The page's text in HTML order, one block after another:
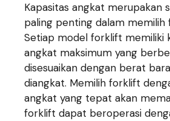
Kapasitas angkat merupakan
paling penting dalam memilih
Setiap model forklift memiliki
angkat maksimum yang
disesuaikan dengan berat
diangkat. Memilih forklift
angkat yang tepat akan
forklift dapat beroperasi